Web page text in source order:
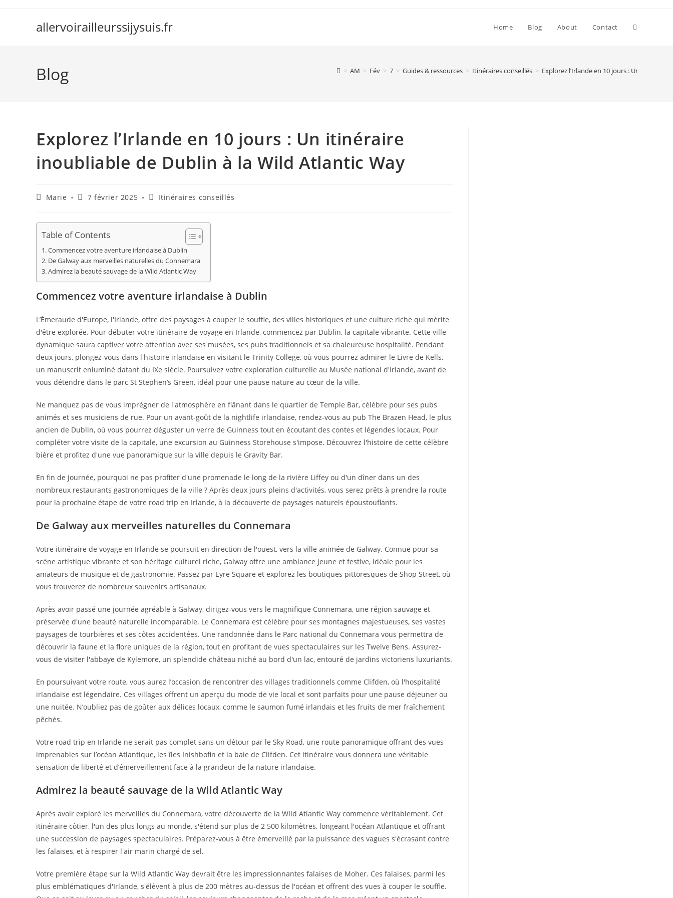
allervoirailleurssijysuis.fr Home Blog About Contact Toggle
Blog > AM > Fév > 7 > Guides & ressources > Itinéraires conseillés > Explorez l’Irlande en 10 jours : Un
Explorez l’Irlande en 10 jours : Un itinéraire
inoubliable de Dublin à la Wild Atlantic Way
Auteur/autrice
publication :
Marie
Publication
7 février 2025
PostItinéraires conseillés
Table of Contents
Commencez votre aventure irlandaise à Dublin
De Galway aux merveilles naturelles du Connemara
Admirez la beauté sauvage de la Wild Atlantic Way
Commencez votre aventure irlandaise à Dublin
L’Émeraude d'Europe, l'Irlande, offre des paysages à couper le souffle, des villes historiques et une culture riche qui mérite
d'être explorée. Pour débuter votre itinéraire de voyage en Irlande, commencez par Dublin, la capitale vibrante. Cette ville
dynamique saura captiver votre attention avec ses musées, ses pubs traditionnels et sa chaleureuse hospitalité. Pendant
deux jours, plongez-vous dans l'histoire irlandaise en visitant le Trinity College, où vous pourrez admirer le Livre de Kells,
un manuscrit enluminé datant du IXe siècle. Poursuivez votre exploration culturelle au Musée national d'Irlande, avant de
vous détendre dans le parc St Stephen’s Green, idéal pour une pause nature au cœur de la ville.
Ne manquez pas de vous imprégner de l'atmosphère en flânant dans le quartier de Temple Bar, célèbre pour ses pubs
animés et ses musiciens de rue. Pour un avant-goût de la nightlife irlandaise, rendez-vous au pub The Brazen Head, le plus
ancien de Dublin, où vous pourrez déguster un verre de Guinness tout en écoutant des contes et légendes locaux. Pour
compléter votre visite de la capitale, une excursion au Guinness Storehouse s'impose. Découvrez l'histoire de cette célèbre
bière et profitez d'une vue panoramique sur la ville depuis le Gravity Bar.
En fin de journée, pourquoi ne pas profiter d'une promenade le long de la rivière Liffey ou d'un dîner dans un des
nombreux restaurants gastronomiques de la ville ? Après deux jours pleins d'activités, vous serez prêts à prendre la route
pour la prochaine étape de votre road trip en Irlande, à la découverte de paysages naturels époustouflants.
De Galway aux merveilles naturelles du Connemara
Votre itinéraire de voyage en Irlande se poursuit en direction de l'ouest, vers la ville animée de Galway. Connue pour sa
scène artistique vibrante et son héritage culturel riche, Galway offre une ambiance jeune et festive, idéale pour les
amateurs de musique et de gastronomie. Passez par Eyre Square et explorez les boutiques pittoresques de Shop Street, où
vous trouverez de nombreux souvenirs artisanaux.
Après avoir passé une journée agréable à Galway, dirigez-vous vers le magnifique Connemara, une région sauvage et
préservée d'une beauté naturelle incomparable. Le Connemara est célèbre pour ses montagnes majestueuses, ses vastes
paysages de tourbières et ses côtes accidentées. Une randonnée dans le Parc national du Connemara vous permettra de
découvrir la faune et la flore uniques de la région, tout en profitant de vues spectaculaires sur les Twelve Bens. Assurez-
vous de visiter l'abbaye de Kylemore, un splendide château niché au bord d'un lac, entouré de jardins victoriens luxuriants.
En poursuivant votre route, vous aurez l’occasion de rencontrer des villages traditionnels comme Clifden, où l'hospitalité
irlandaise est légendaire. Ces villages offrent un aperçu du mode de vie local et sont parfaits pour une pause déjeuner ou
une nuitée. N’oubliez pas de goûter aux délices locaux, comme le saumon fumé irlandais et les fruits de mer fraîchement
pêchés.
Votre road trip en Irlande ne serait pas complet sans un détour par le Sky Road, une route panoramique offrant des vues
imprenables sur l’océan Atlantique, les îles Inishbofin et la baie de Clifden. Cet itinéraire vous donnera une véritable
sensation de liberté et d’émerveillement face à la grandeur de la nature irlandaise.
Admirez la beauté sauvage de la Wild Atlantic Way
Après avoir exploré les merveilles du Connemara, votre découverte de la Wild Atlantic Way commence véritablement. Cet
itinéraire côtier, l'un des plus longs au monde, s'étend sur plus de 2 500 kilomètres, longeant l'océan Atlantique et offrant
une succession de paysages spectaculaires. Préparez-vous à être émerveillé par la puissance des vagues s'écrasant contre
les falaises, et à respirer l'air marin chargé de sel.
Votre première étape sur la Wild Atlantic Way devrait être les impressionnantes falaises de Moher. Ces falaises, parmi les
plus emblématiques d'Irlande, s'élèvent à plus de 200 mètres au-dessus de l'océan et offrent des vues à couper le souffle.